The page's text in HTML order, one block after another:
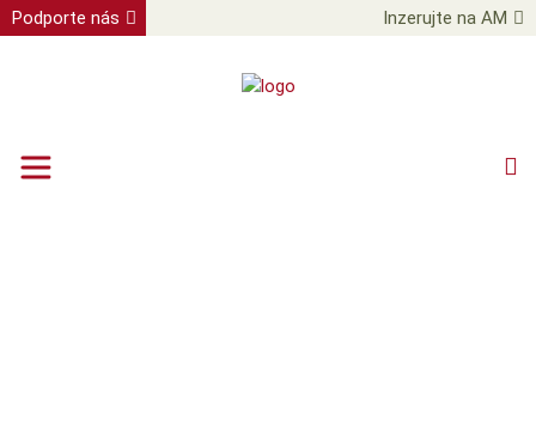
Podporte nás Inzerujte na AM